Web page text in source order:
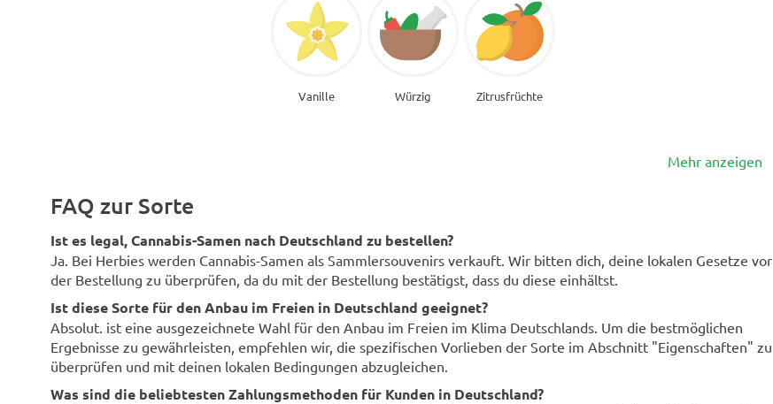
Vanille Würzig Zitrusfrüchte
Mehr anzeigen
FAQ zur Sorte
Ist es legal, Cannabis-Samen nach Deutschland zu bestellen?
Ja. Bei Herbies werden Cannabis-Samen als Sammlersouvenirs verkauft. Wir bitten dich, deine lokalen Gesetze vor
der Bestellung zu überprüfen, da du mit der Bestellung bestätigst, dass du diese einhältst.
Ist diese Sorte für den Anbau im Freien in Deutschland geeignet?
Absolut. ist eine ausgezeichnete Wahl für den Anbau im Freien im Klima Deutschlands. Um die bestmöglichen
Ergebnisse zu gewährleisten, empfehlen wir, die spezifischen Vorlieben der Sorte im Abschnitt "Eigenschaften" zu
überprüfen und mit deinen lokalen Bedingungen abzugleichen.
Was sind die beliebtesten Zahlungsmethoden für Kunden in Deutschland?